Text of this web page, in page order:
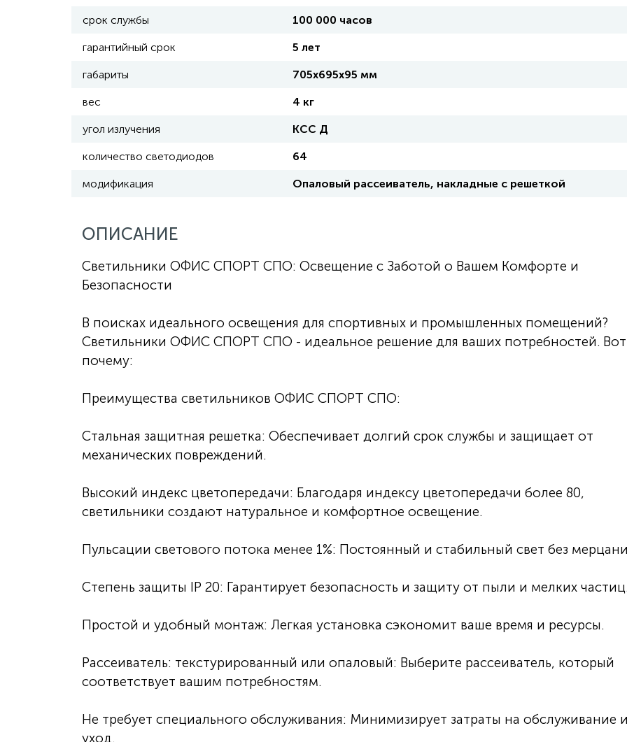
срок службы 100 000 часов
гарантийный срок 5 лет
габариты 705х695х95 мм
вес 4 кг
угол излучения КСС Д
количество светодиодов 64
модификация Опаловый рассеиватель, накладные с решеткой
ОПИСАНИЕ
Светильники ОФИС СПОРТ СПО: Освещение с Заботой о Вашем Комфорте и
Безопасности
В поисках идеального освещения для спортивных и промышленных помещений?
Светильники ОФИС СПОРТ СПО - идеальное решение для ваших потребностей. Вот
почему:
Преимущества светильников ОФИС СПОРТ СПО:
Стальная защитная решетка: Обеспечивает долгий срок службы и защищает от
механических повреждений.
Высокий индекс цветопередачи: Благодаря индексу цветопередачи более 80,
светильники создают натуральное и комфортное освещение.
Пульсации светового потока менее 1%: Постоянный и стабильный свет без
Степень защиты IP 20: Гарантирует безопасность и защиту от пыли и мелких
Простой и удобный монтаж: Легкая установка сэкономит ваше время и ресурсы.
Рассеиватель: текстурированный или опаловый: Выберите рассеиватель, который
соответствует вашим потребностям.
Не требует специального обслуживания: Минимизирует затраты на обслуживание
уход.